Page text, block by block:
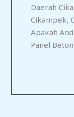
Daerah
Cikampek,
Apakah
Panel